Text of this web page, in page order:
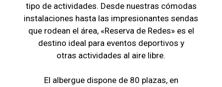
tipo de actividades. Desde nuestras cómodas
instalaciones hasta las impresionantes sendas
que rodean el área, «Reserva de Redes» es el
destino ideal para eventos deportivos y
otras actividades al aire libre.
El albergue dispone de 80 plazas, en